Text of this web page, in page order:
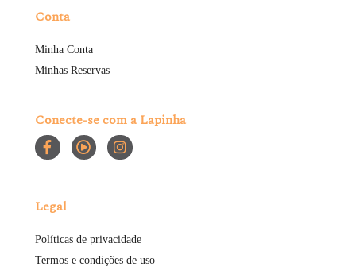
Conta
Minha Conta
Minhas Reservas
Conecte-se com a Lapinha
Legal
Políticas de privacidade
Termos e condições de uso